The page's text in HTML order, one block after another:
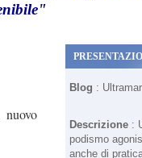
Blog :
Descrizione :
podismo
anche di